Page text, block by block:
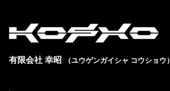
有限会社 幸昭 （ユウゲンガイシャ コウショウ）